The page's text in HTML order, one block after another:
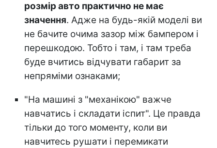
розмір авто практично не має
значення. Адже на будь-якій моделі ви
не бачите очима зазор між бампером і
перешкодою. Тобто і там, і там треба
буде вчитись відчувати габарит за
непряміми ознаками;
"На машині з "механікою" важче
навчатись і складати іспит". Це правда
тільки до того моменту, коли ви
навчитесь рушати і перемикати